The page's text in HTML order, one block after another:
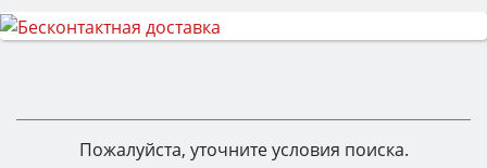
Пожалуйста, уточните условия поиска.